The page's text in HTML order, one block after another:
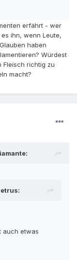
erfährt - wer
ihn, wenn Leute,
haben
Würdest
Fleisch richtig zu
macht?
auch etwas